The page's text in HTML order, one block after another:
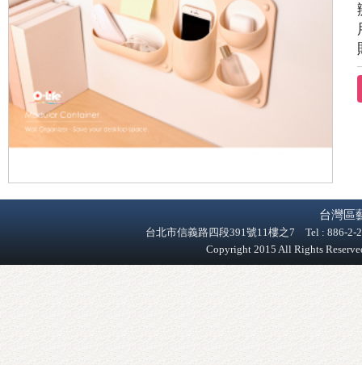
台灣區
台北市信義路四段391號11樓之7 Tel : 886-
Copyright 2015 All Rights